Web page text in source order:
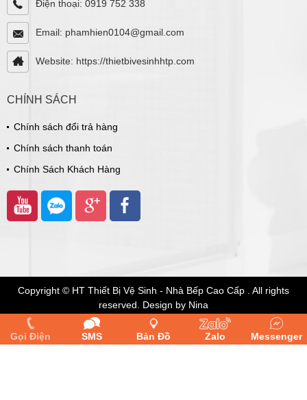
Điện thoại: 0919 752 338
Email: phamhien0104@gmail.com
Website: https://thietbivesinhhtp.com
CHÍNH SÁCH
Chính sách đổi trả hàng
Chính sách thanh toán
Chính Sách Khách Hàng
Copyright © HT Thiết Bị Vệ Sinh - Nhà Bếp Cao Cấp . All rights
reserved. Design by Nina
Online: 1
Truy cập tuần: 2770
Tổng truy cập: 184128
Gọi Điện
SMS Bản Đồ Zalo Messenger